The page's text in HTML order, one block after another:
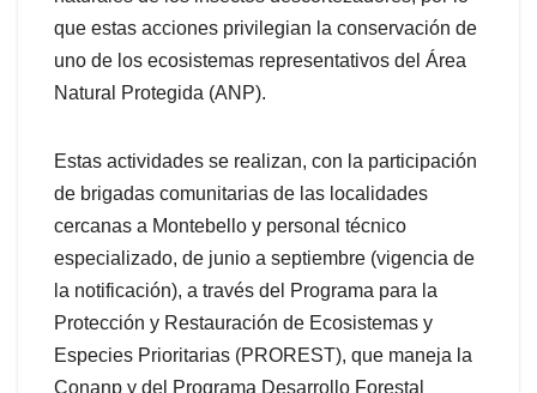
que estas acciones privilegian la conservación de
uno de los ecosistemas representativos del Área
Natural Protegida (ANP).
Estas actividades se realizan, con la participación
de brigadas comunitarias de las localidades
cercanas a Montebello y personal técnico
especializado, de junio a septiembre (vigencia de
la notificación), a través del Programa para la
Protección y Restauración de Ecosistemas y
Especies Prioritarias (PROREST), que maneja la
Conanp y del Programa Desarrollo Forestal